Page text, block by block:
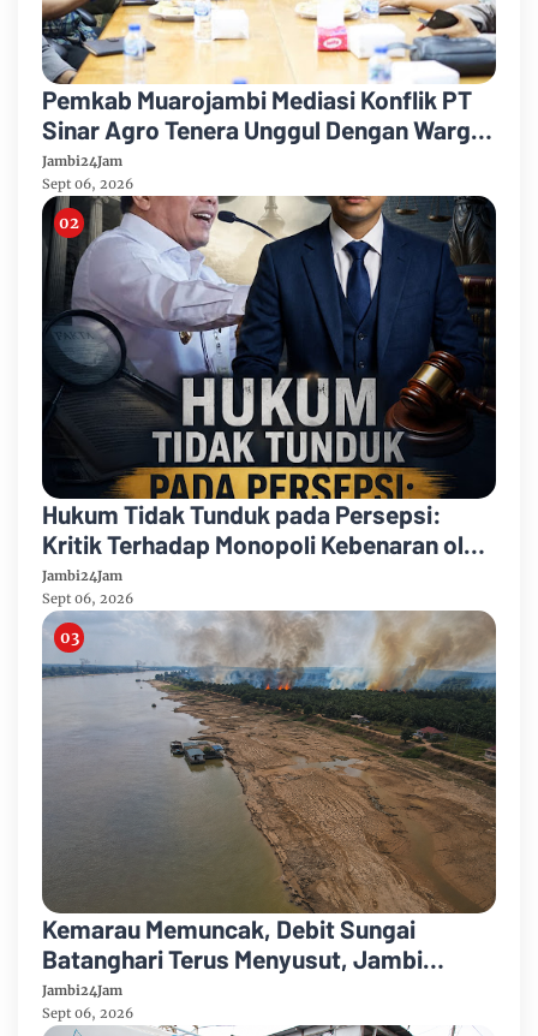
Pemkab Muarojambi Mediasi Konflik PT
Sinar Agro Tenera Unggul Dengan Warga
Sipin Teluk Duren
Jambi24Jam
Sept 06, 2026
Hukum Tidak Tunduk pada Persepsi:
Kritik Terhadap Monopoli Kebenaran oleh
Media dan Aktivis
Jambi24Jam
Sept 06, 2026
Kemarau Memuncak, Debit Sungai
Batanghari Terus Menyusut, Jambi
Hadapi Ancaman Krisis Air Bersih dan
Karhutla
Jambi24Jam
Sept 06, 2026